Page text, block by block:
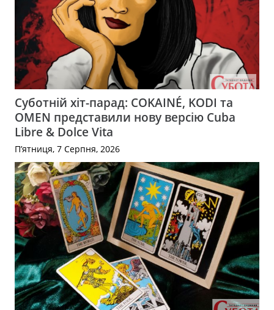
Суботній хіт-парад: COKAINÉ, KODI та
OMEN представили нову версію Cuba
Libre & Dolce Vita
П’ятниця, 7 Серпня, 2026